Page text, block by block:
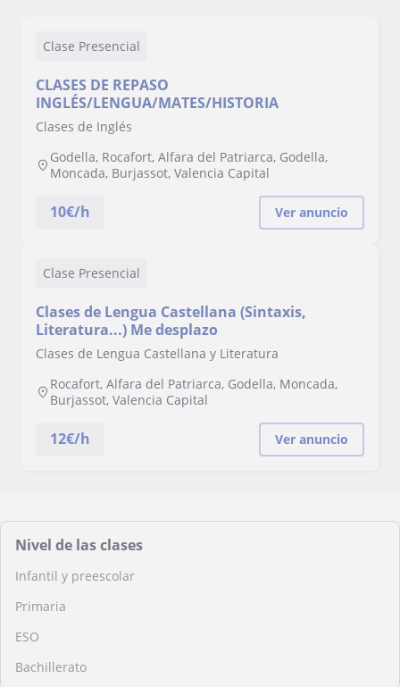
Clase Presencial
CLASES DE REPASO
INGLÉS/LENGUA/MATES/HISTORIA
Clases de Inglés
Godella, Rocafort, Alfara del Patriarca, Godella,
Moncada, Burjassot, Valencia Capital
10€/h Ver anuncio
Clase Presencial
Clases de Lengua Castellana (Sintaxis,
Literatura...) Me desplazo
Clases de Lengua Castellana y Literatura
Rocafort, Alfara del Patriarca, Godella, Moncada,
Burjassot, Valencia Capital
12€/h Ver anuncio
Nivel de las clases
Infantil y preescolar
Primaria
ESO
Bachillerato